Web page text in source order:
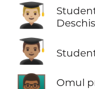
👨🏼‍🎓
Deschis
👨🏽‍🎓
Omul